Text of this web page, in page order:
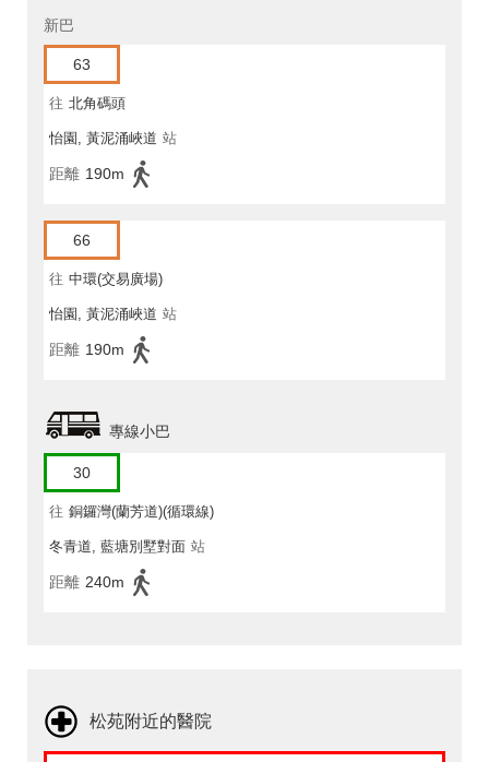
新巴
63
往 北角碼頭
怡園, 黃泥涌峽道 站
距離 190m
66
往 中環(交易廣場)
怡園, 黃泥涌峽道 站
距離 190m
專線小巴
30
往 銅鑼灣(蘭芳道)(循環線)
冬青道, 藍塘別墅對面 站
距離 240m
松苑附近的醫院